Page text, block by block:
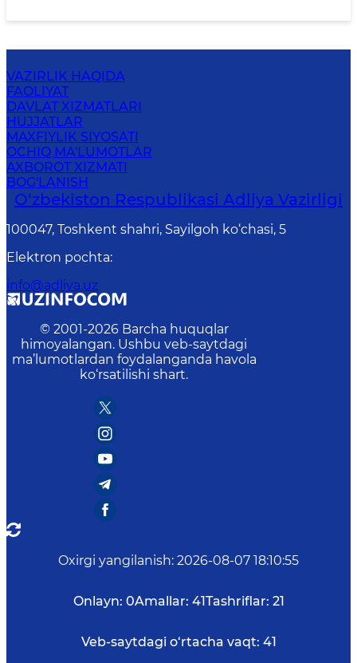
VAZIRLIK HAQIDA
FAOLIYAT
DAVLAT XIZMATLARI
HUJJATLAR
MAXFIYLIK SIYOSATI
OCHIQ MA'LUMOTLAR
AXBOROT XIZMATI
BOG'LANISH
O‘zbekiston Respublikasi Adliya Vazirligi
100047, Toshkent shahri, Sayilgoh ko‘chasi, 5
Elektron pochta:
info@adliya.uz
© 2001-2026 Barcha huquqlar
himoyalangan. Ushbu veb-saytdagi
ma’lumotlardan foydalanganda havola
ko‘rsatilishi shart.
Oxirgi yangilanish: 2026-08-07 18:10:55
Onlayn: 0Amallar: 41Tashriflar: 21
Veb-saytdagi o‘rtacha vaqt: 41